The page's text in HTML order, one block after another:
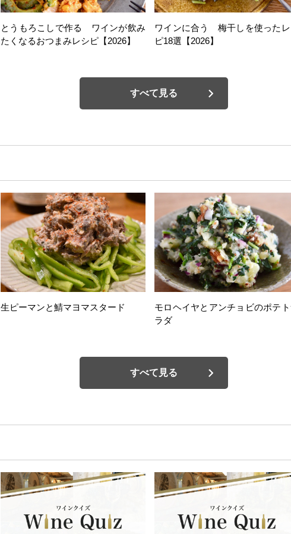
とうもろこしで作る ワインが飲み
たくなるおつまみレシピ【2026】
ワインに合う 梅干しを使った
ピ18選【2026】
すべて見る
生ピーマンと鯖マヨマスタード
モロヘイヤとアンチョビのポテ
ラダ
すべて見る